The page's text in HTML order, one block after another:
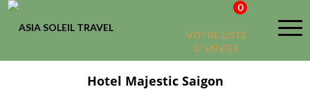
VOTRE LISTE
D'ENVIES
0
Hotel Majestic Saigon